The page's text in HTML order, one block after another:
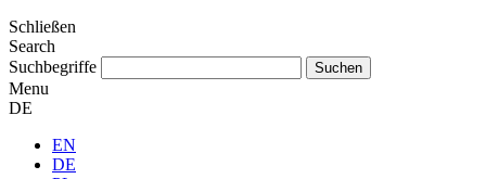
Schließen
Search
Suchbegriffe
Menu
DE
EN
DE